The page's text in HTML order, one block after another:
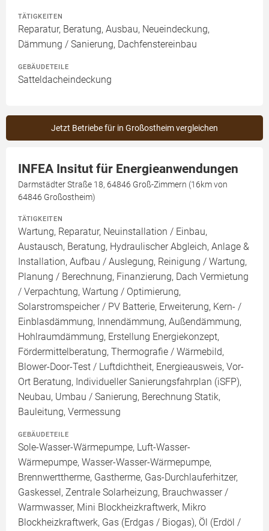
TÄTIGKEITEN
Reparatur, Beratung, Ausbau, Neueindeckung,
Dämmung / Sanierung, Dachfenstereinbau
GEBÄUDETEILE
Satteldacheindeckung
Jetzt Betriebe für in Großostheim vergleichen
INFEA Insitut für Energieanwendungen
Darmstädter Straße 18, 64846 Groß-Zimmern (16km von
64846 Großostheim)
TÄTIGKEITEN
Wartung, Reparatur, Neuinstallation / Einbau,
Austausch, Beratung, Hydraulischer Abgleich, Anlage &
Installation, Aufbau / Auslegung, Reinigung / Wartung,
Planung / Berechnung, Finanzierung, Dach Vermietung
/ Verpachtung, Wartung / Optimierung,
Solarstromspeicher / PV Batterie, Erweiterung, Kern- /
Einblasdämmung, Innendämmung, Außendämmung,
Hohlraumdämmung, Erstellung Energiekonzept,
Fördermittelberatung, Thermografie / Wärmebild,
Blower-Door-Test / Luftdichtheit, Energieausweis, Vor-
Ort Beratung, Individueller Sanierungsfahrplan (iSFP),
Neubau, Umbau / Sanierung, Berechnung Statik,
Bauleitung, Vermessung
GEBÄUDETEILE
Sole-Wasser-Wärmepumpe, Luft-Wasser-
Wärmepumpe, Wasser-Wasser-Wärmepumpe,
Brennwerttherme, Gastherme, Gas-Durchlauferhitzer,
Gaskessel, Zentrale Solarheizung, Brauchwasser /
Warmwasser, Mini Blockheizkraftwerk, Mikro
Blockheizkraftwerk, Gas (Erdgas / Biogas), Öl (Erdöl /